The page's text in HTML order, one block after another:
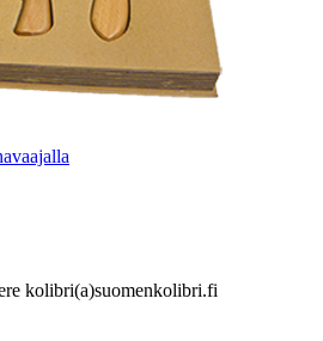
kolibri(a)suomenkolibri.fi